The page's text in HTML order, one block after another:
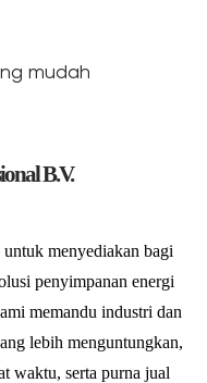
mudah
B.V.
menyediakan bagi
penyimpanan energi
memandu industri dan
lebih menguntungkan,
waktu, serta purna jual